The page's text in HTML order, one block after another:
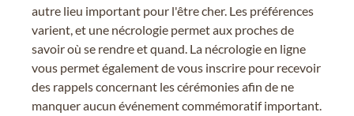
autre lieu important pour l'être cher. Les préférences
varient, et une nécrologie permet aux proches de
savoir où se rendre et quand. La nécrologie en ligne
vous permet également de vous inscrire pour recevoir
des rappels concernant les cérémonies afin de ne
manquer aucun événement commémoratif important.